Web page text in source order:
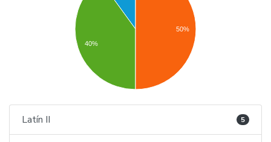
40%
50%
Latín II 5